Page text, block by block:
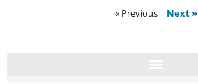
« Previous Next »